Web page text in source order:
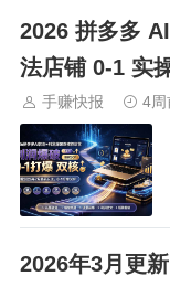
2026 拼多多
法店铺 0-1 实
手赚快报 4周
2026年3月更